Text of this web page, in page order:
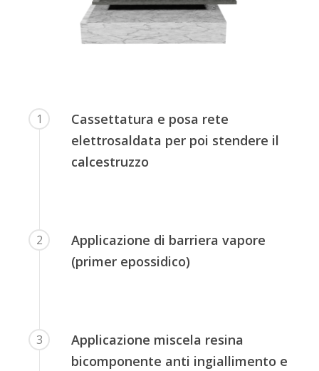
1
Cassettatura e posa rete
elettrosaldata per poi stendere il
calcestruzzo
2
Applicazione di barriera vapore
(primer epossidico)
3
Applicazione miscela resina
bicomponente anti ingiallimento e